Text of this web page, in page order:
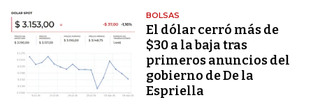
BOLSAS
El dólar cerró más de
$30 a la baja tras
primeros anuncios del
gobierno de De la
Espriella